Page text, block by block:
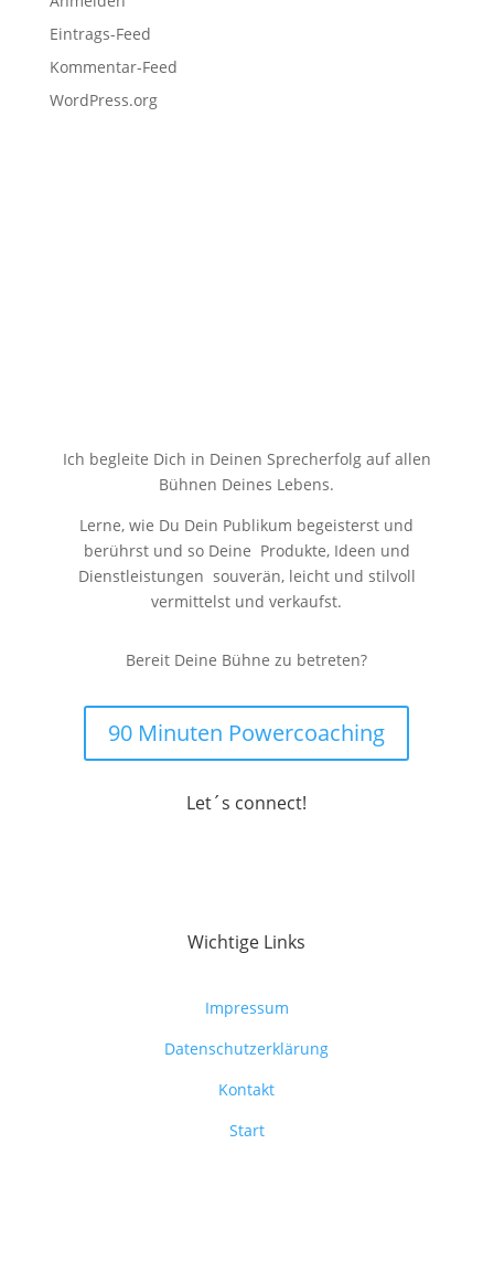
Eintrags-Feed
Kommentar-Feed
WordPress.org
Ich begleite Dich in Deinen Sprecherfolg auf allen
Bühnen Deines Lebens.
Lerne, wie Du Dein Publikum begeisterst und
berührst und so Deine Produkte, Ideen und
Dienstleistungen souverän, leicht und stilvoll
vermittelst und verkaufst.
Bereit Deine Bühne zu betreten?
90 Minuten Powercoaching
Let´s connect!
Wichtige Links
Impressum
Datenschutzerklärung
Kontakt
Start